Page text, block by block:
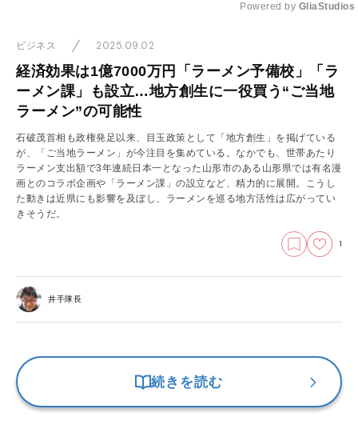
Powered by GliaStudios
ビジネス 2025.09.02
経済効果は1億7000万円「ラーメン予備校」「ラ
ーメン課」も設立…地方創生に一役買う“ご当地
ラーメン”の可能性
石破茂首相も政権発足以来、目玉政策として「地方創生」を掲げている
が、「ご当地ラーメン」が今注目を集めている。なかでも、世帯あたり
ラーメン支出額で3年連続日本一となった山形市のある山形県では有名漫
画とのコラボ企画や「ラーメン課」の設立など、精力的に展開。こうし
た動きは近県にも影響を及ぼし、ラーメンを巡る地方活性は広がってい
きそうだ。
1
井手隊長
続きを読む